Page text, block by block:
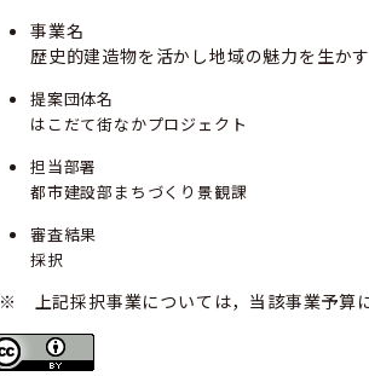
事業名
歴史的建造物を活かし地域の魅力を生
提案団体名
はこだて街なかプロジェクト
担当部署
都市建設部まちづくり景観課
審査結果
採択
※ 上記採択事業については，当該事業予算に